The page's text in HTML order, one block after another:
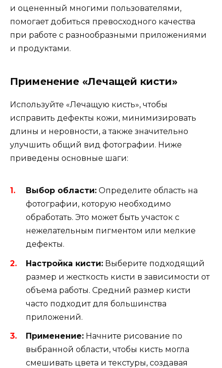
и оцененный многими пользователями,
помогает добиться превосходного качества
при работе с разнообразными приложениями
и продуктами.
Применение «Лечащей кисти»
Используйте «Лечащую кисть», чтобы
исправить дефекты кожи, минимизировать
длины и неровности, а также значительно
улучшить общий вид фотографии. Ниже
приведены основные шаги:
Выбор области: Определите область на
фотографии, которую необходимо
обработать. Это может быть участок с
нежелательным пигментом или мелкие
дефекты.
Настройка кисти: Выберите подходящий
размер и жесткость кисти в зависимости от
объема работы. Средний размер кисти
часто подходит для большинства
приложений.
Применение: Начните рисование по
выбранной области, чтобы кисть могла
смешивать цвета и текстуры, создавая